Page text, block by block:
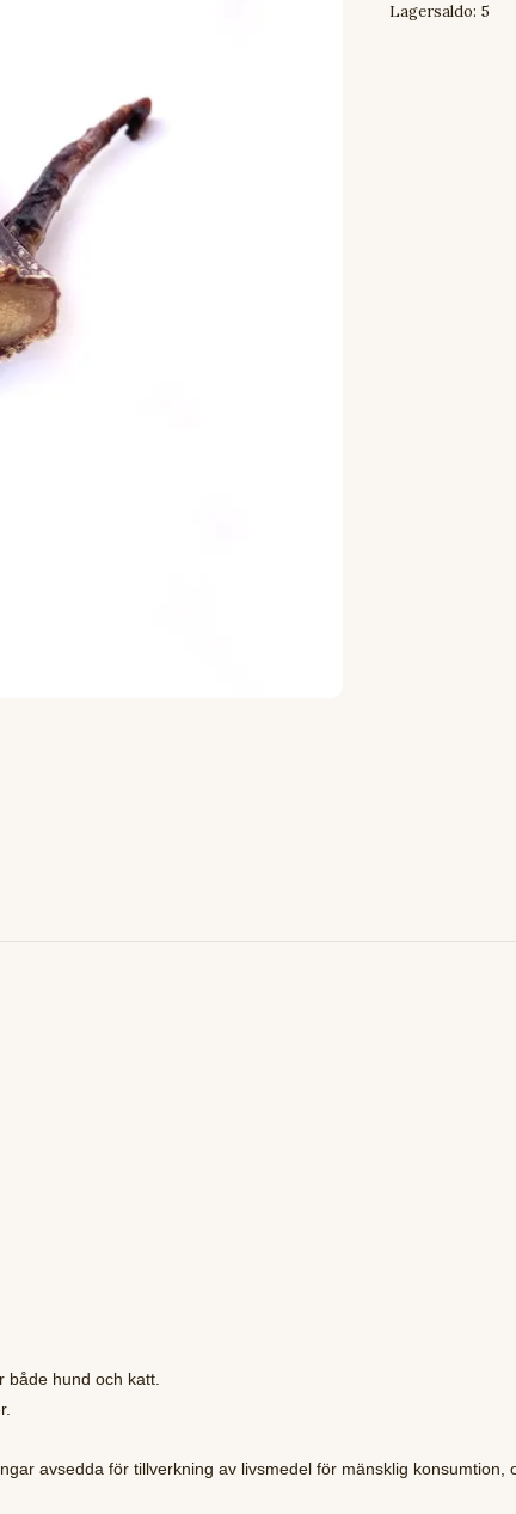
Lagersaldo: 5
både hund och katt.
avsedda för tillverkning av livsmedel för mänsklig